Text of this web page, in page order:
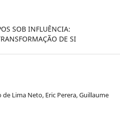
SOB INFLUÊNCIA:
DE SI
Lima Neto, Eric Perera, Guillaume